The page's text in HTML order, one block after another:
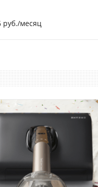
руб./месяц